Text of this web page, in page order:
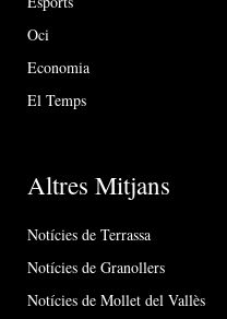
Oci
Economia
El Temps
Altres Mitjans
Notícies de Terrassa
Notícies de Granollers
Notícies de Mollet del Vallès